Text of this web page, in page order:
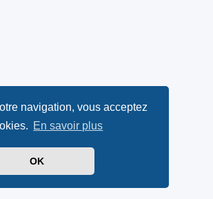
navigation, vous acceptez
En savoir plus
OK